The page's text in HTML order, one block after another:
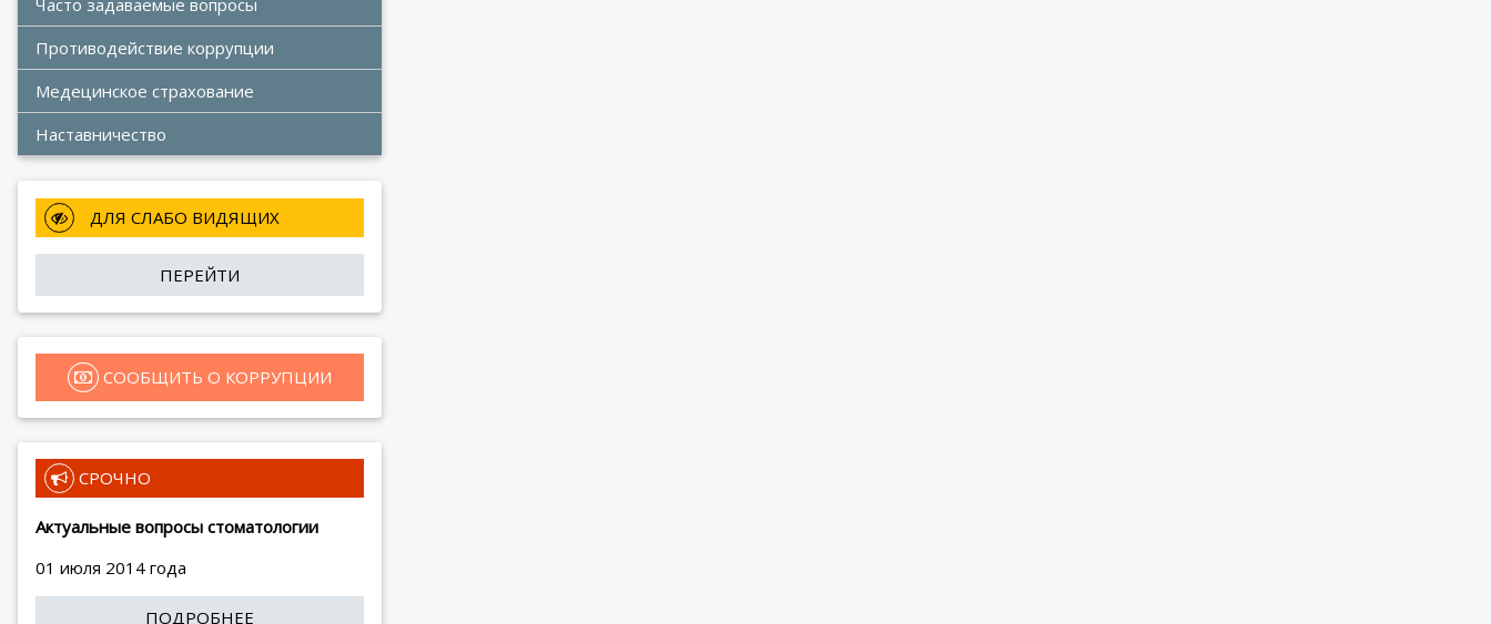
Часто задаваемые вопросы
Противодействие коррупции
Медецинское страхование
Наставничество
ДЛЯ СЛАБО ВИДЯЩИХ
ПЕРЕЙТИ
СООБЩИТЬ О КОРРУПЦИИ
СРОЧНО
Актуальные вопросы стоматологии
01 июля 2014 года
ПОДРОБНЕЕ